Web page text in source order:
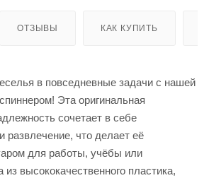
ОТЗЫВЫ КАК КУПИТЬ
в повседневные задачи с нашей
Эта оригинальная
сочетает в себе
развлечение, что делает её
для работы, учёбы или
высококачественного пластика,